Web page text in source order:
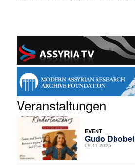
Veranstaltungen
EVENT
Gudo
09.11.2025,